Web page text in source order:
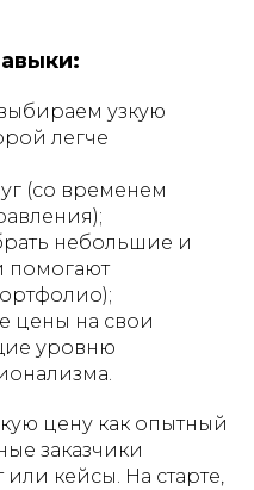
узкую
легче
(со временем
небольшие и
помогают
цены на свои
уровню
цену как опытный
заказчики
кейсы. На старте,